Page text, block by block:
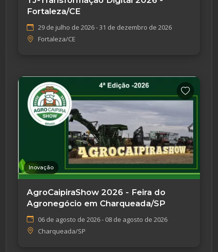
Fortaleza/CE
29 de julho de 2026 - 31 de dezembro de 2026
Fortaleza/CE
Inovação
AgroCaipiraShow 2026 - Feira do
Agronegócio em Charqueada/SP
06 de agosto de 2026 - 08 de agosto de 2026
Charqueada/SP